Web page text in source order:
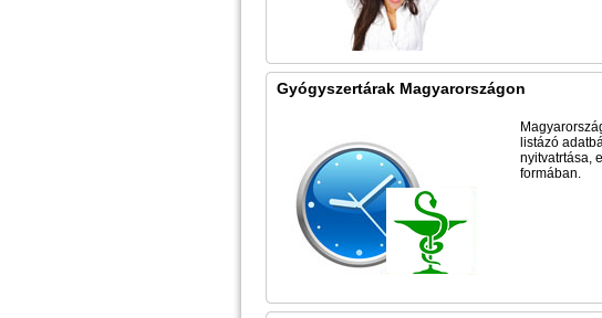
Gyógyszertárak Magyarországon
listázó
nyitvatrtása,
formában.